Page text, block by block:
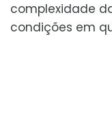
complexidade
condições em